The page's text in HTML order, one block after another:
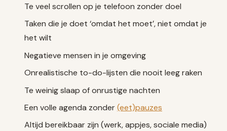
Te veel scrollen op je telefoon zonder doel
Taken die je doet ‘omdat het moet’, niet omdat je
het wilt
Negatieve mensen in je omgeving
Onrealistische to-do-lijsten die nooit leeg raken
Te weinig slaap of onrustige nachten
Een volle agenda zonder(eet)pauzes
Altijd bereikbaar zijn (werk, appjes, sociale media)